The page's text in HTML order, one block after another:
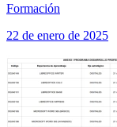
Formación
22 de enero de 2025